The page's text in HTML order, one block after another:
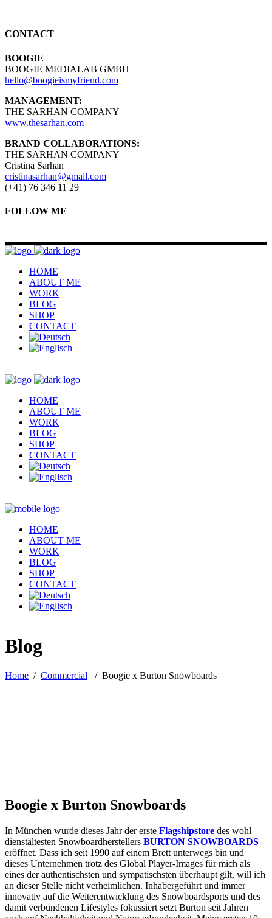
CONTACT
BOOGIE
BOOGIE MEDIALAB GMBH
hello@boogieismyfriend.com
MANAGEMENT:
THE SARHAN COMPANY
www.thesarhan.com
BRAND COLLABORATIONS:
THE SARHAN COMPANY
Cristina Sarhan
cristinasarhan@gmail.com
(+41) 76 346 11 29
FOLLOW ME
HOME
ABOUT ME
WORK
BLOG
SHOP
CONTACT
HOME
ABOUT ME
WORK
BLOG
SHOP
CONTACT
HOME
ABOUT ME
WORK
BLOG
SHOP
CONTACT
Blog
Home / Commercial / Boogie x Burton Snowboards
Boogie x Burton Snowboards
In München wurde dieses Jahr der erste Flagshipstore des wohl
dienstältesten Snowboardherstellers BURTON SNOWBOARDS
eröffnet. Dass ich seit 1990 auf einem Brett unterwegs bin und
dieses Unternehmen trotz des Global Player-Images für mich als
eines der authentischsten und sympatischsten überhaupt gilt, will ich
an dieser Stelle nicht verheimlichen. Inhabergeführt und immer
innovativ auf die Weiterentwicklung des Snowboardsports und des
damit verbundenen Lifestyles fokussiert setzt Burton seit Jahren